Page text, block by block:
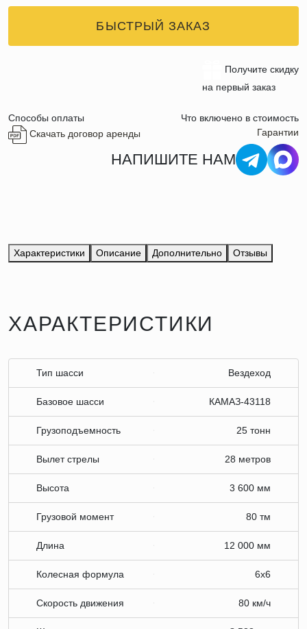
БЫСТРЫЙ ЗАКАЗ
Получите скидку
на первый заказ
Способы оплаты
Что включено в стоимость
Скачать договор аренды
Гарантии
НАПИШИТЕ НАМ
Характеристики Описание Дополнительно Отзывы
ХАРАКТЕРИСТИКИ
Тип шасси Вездеход
Базовое шасси КАМАЗ-43118
Грузоподъемность 25 тонн
Вылет стрелы 28 метров
Высота 3 600 мм
Грузовой момент 80 тм
Длина 12 000 мм
Колесная формула 6х6
Скорость движения 80 км/ч